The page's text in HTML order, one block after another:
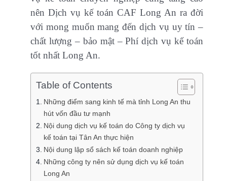
nên Dịch vụ kế toán CAF Long An ra đời
với mong muốn mang đến dịch vụ uy tín –
chất lượng – bảo mật – Phí dịch vụ kế toán
tốt nhất Long An.
Table of Contents
Những điểm sang kinh tế mà tỉnh Long An thu
hút vốn đầu tư mạnh
Nội dung dịch vụ kế toán do Công ty dịch vụ
kế toán tại Tân An thực hiện
Nội dung lập sổ sách kế toán doanh nghiệp
Những công ty nên sử dụng dịch vụ kế toán
Long An